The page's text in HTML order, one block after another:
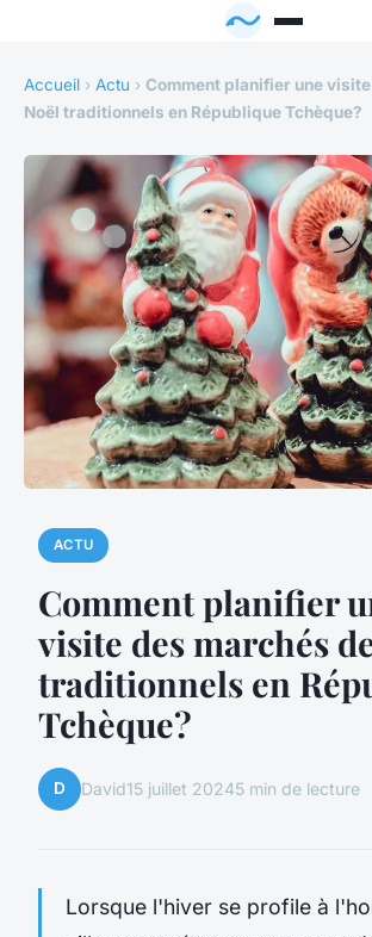
Accueil › Actu › Comment planifier une
Noël traditionnels en République Tchèque?
ACTU
Comment planifier
visite des marchés
traditionnels en
Tchèque?
D David15 juillet 20245 min de lecture
Lorsque l'hiver se profile à